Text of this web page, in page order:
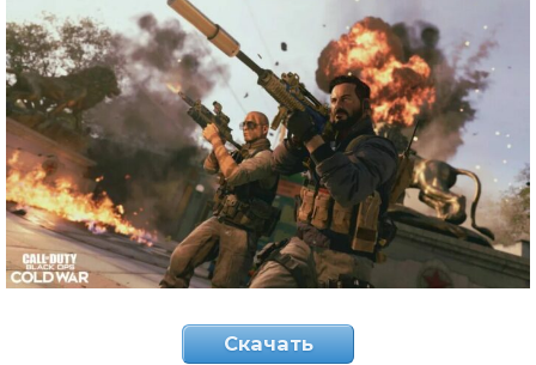
Скачать